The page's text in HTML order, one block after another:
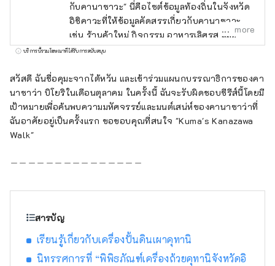
กับคานาซาวะ" นี่คือไซต์ข้อมูลท้องถิ่นในจังหวัด
อิชิคาวะที่ให้ข้อมูลคัดสรรเกี่ยวกับคานาซาวะ
เช่น ร้านค้าใหม่ กิจกรรม อาหารเลิศรส และ
สถานที่ท่องเที่ยว นอกจากสื่อในประเทศ เช่น
มือกับสื่อต่างประเทศ เช่น จีน ไต้หวัน ฮ่องกง
ไทย และเวียดนาม เพื่อถ่ายทอดเสน่ห์ของจังหวัด
อิชิคาวะอย่างกว้างขวาง
more
บริการนี้รวมโฆษณาที่ได้รับการสนับสนุน
สวัสดี ฉันชื่อคุมะจากไต้หวัน และเข้าร่วมแผนกบรรณาธิการของคา
นาซาว่า บิโยริในเดือนตุลาคม ในครั้งนี้ ฉันจะรับผิดชอบซีรีส์นี้โดยมี
เป้าหมายเพื่อค้นพบความมหัศจรรย์และมนต์เสน่ห์ของคานาซาว่าที่
ฉันอาศัยอยู่เป็นครั้งแรก ขอขอบคุณที่สนใจ "Kuma's Kanazawa
Walk"
สารบัญ
เรียนรู้เกี่ยวกับเครื่องปั้นดินเผาคุทานิ
นิทรรศการที่ “พิพิธภัณฑ์เครื่องถ้วยคุทานิจังหวัดอิ